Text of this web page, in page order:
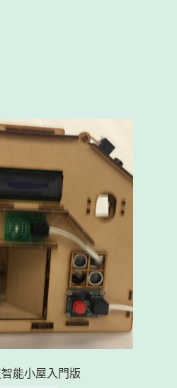
能小屋入門版